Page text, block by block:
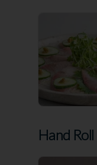
Hand Roll